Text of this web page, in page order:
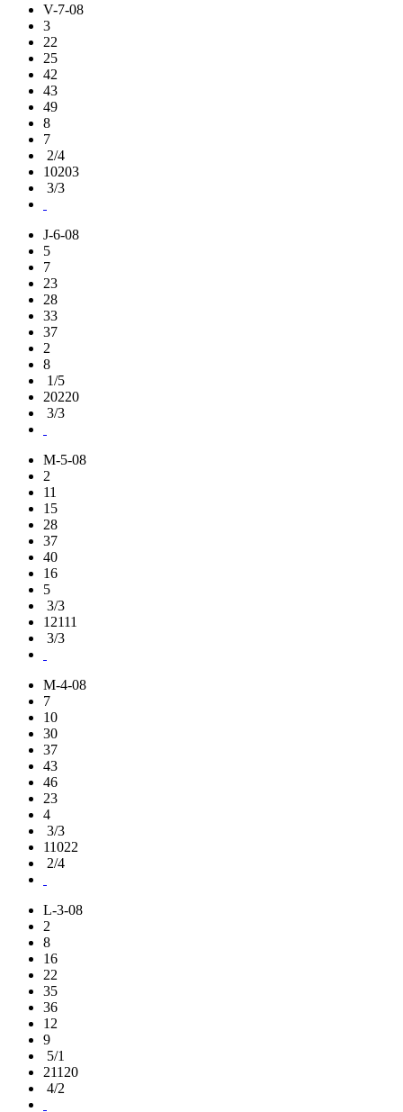
V-7-08
3
22
25
42
43
49
8
7
2/4
10203
3/3
J-6-08
5
7
23
28
33
37
2
8
1/5
20220
3/3
M-5-08
2
11
15
28
37
40
16
5
3/3
12111
3/3
M-4-08
7
10
30
37
43
46
23
4
3/3
11022
2/4
L-3-08
2
8
16
22
35
36
12
9
5/1
21120
4/2